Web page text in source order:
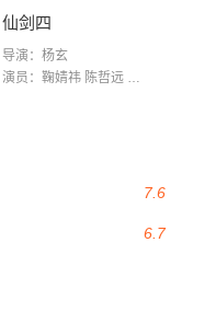
仙剑四
导演：杨玄
演员：鞠婧祎 陈哲远 茅子俊 毛晓慧 王媛可 张志浩 林枫松 张帆（演员）
7.6
6.7